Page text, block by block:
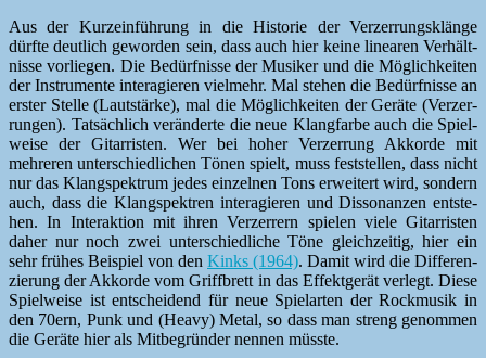
Aus der Kurze­in­führung in die His­to­rie der Verz­er­rungsklänge
dürfte deut­lich gewor­den sein, dass auch hier keine lin­earen Ver­hält­
nisse vor­liegen. Die Bedürfnisse der Musik­er und die Möglichkeit­en
der Instru­mente inter­agieren vielmehr. Mal ste­hen die Bedürfnisse an
erster Stelle (Laut­stärke), mal die Möglichkeit­en der Geräte (Verz­er­
run­gen). Tat­säch­lich verän­derte die neue Klang­farbe auch die Spiel­
weise der Gitar­ris­ten. Wer bei hoher Verz­er­rung Akko­rde mit
mehreren unter­schiedlichen Tönen spielt, muss fest­stellen, dass nicht
nur das Klangspek­trum jedes einzel­nen Tons erweit­ert wird, son­dern
auch, dass die Klangspek­tren inter­agieren und Dis­so­nanzen entste­
hen. In Inter­ak­tion mit ihren Verz­er­rern spie­len viele Gitar­ris­ten
daher nur noch zwei unter­schiedliche Töne gle­ichzeit­ig, hier ein
sehr früh­es Beispiel von den Kinks (1964). Damit wird die Dif­feren­
zierung der Akko­rde vom Griff­brett in das Effek­t­gerät ver­legt. Diese
Spiel­weise ist entschei­dend für neue Spielarten der Rock­musik in
den 70ern, Punk und (Heavy) Met­al, so dass man streng genom­men
die Geräte hier als Mit­be­grün­der nen­nen müsste.